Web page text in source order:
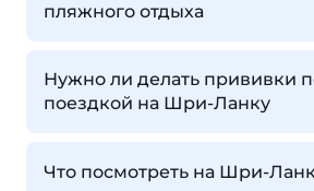
пляжного отдыха
Нужно ли делать прививки
поездкой на Шри-Ланку
Что посмотреть на Шри-